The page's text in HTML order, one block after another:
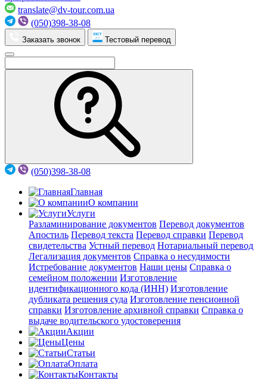
translate@dv-tour.com.ua
(050)398-38-08
Заказать звонок Тестовый перевод
(050)398-38-08
Главная
О компании
Услуги
Разламинирование документов Перевод документов
Апостиль Перевод текста Перевод справки Перевод
свидетельства Устный перевод Нотариальный перевод
Легализация документов Справка о несудимости
Истребование документов Наши цены Справка о
семейном положении Изготовление
идентификационного кода (ИНН) Изготовление
дубликата решения суда Изготовление пенсионной
справки Изготовление архивной справки Справка о
выдаче водительского удостоверения
Акции
Цены
Статьи
Оплата
Контакты